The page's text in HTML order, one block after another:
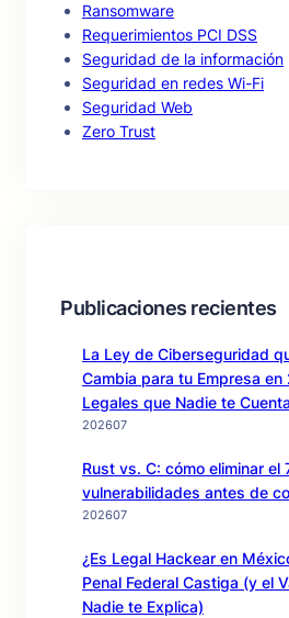
Ransomware
Requerimientos PCI DSS
Seguridad de la información
Seguridad en redes Wi-Fi
Seguridad Web
Zero Trust
Publicaciones recientes
La Ley de Ciberseguridad
Cambia para tu Empresa
Legales que Nadie te
202607
Rust vs. C: cómo eliminar el
vulnerabilidades antes de
202607
¿Es Legal Hackear en
Penal Federal Castiga (y el
Nadie te Explica)